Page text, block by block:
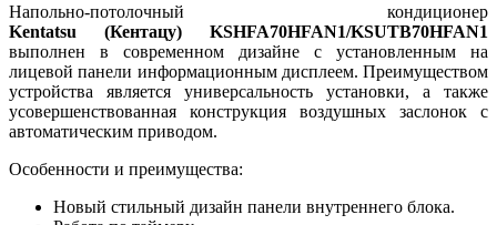
Hапольно-потолочный кондиционер
Kentatsu (Кентацу) KSHFA70HFAN1/KSUTB70HFAN1
выполнен в современном дизайне с установленным на
лицевой панели информационным дисплеем. Преимуществом
устройства является универсальность установки, а также
усовершенствованная конструкция воздушных заслонок с
автоматическим приводом.
Особенности и преимущества:
Новый стильный дизайн панели внутреннего блока.